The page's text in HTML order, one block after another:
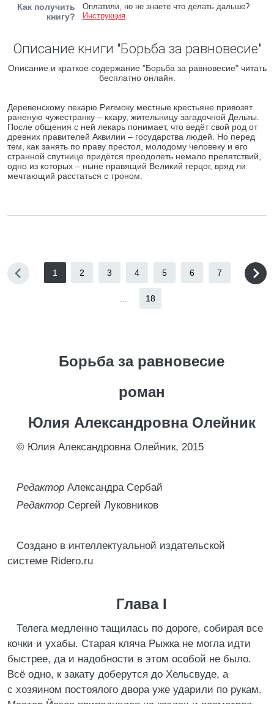
Как получить
книгу?
Оплатили, но не знаете что делать дальше?
Инструкция.
Описание книги "Борьба за равновесие"
Описание и краткое содержание "Борьба за равновесие" читать
бесплатно онлайн.
Деревенскому лекарю Рилмоку местные крестьяне привозят
раненую чужестранку – кхару, жительницу загадочной Дельты.
После общения с ней лекарь понимает, что ведёт свой род от
древних правителей Аквилии – государства людей. Но перед
тем, как занять по праву престол, молодому человеку и его
странной спутнице придётся преодолеть немало препятствий,
одно из которых – ныне правящий Великий герцог, вряд ли
мечтающий расстаться с троном.
1 2 3 4 5 6 7
18
Борьба за равновесие
роман
Юлия Александровна Олейник
© Юлия Александровна Олейник, 2015
Редактор Александра Сербай
Редактор Сергей Луковников
Создано в интеллектуальной издательской
системе Ridero.ru
Глава I
Телега медленно тащилась по дороге, собирая все
кочки и ухабы. Старая кляча Рыжка не могла идти
быстрее, да и надобности в этом особой не было.
Всё одно, к закату доберутся до Хельсвуде, а
с хозяином постоялого двора уже ударили по рукам.